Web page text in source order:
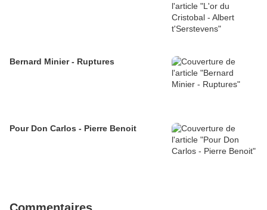
Bernard Minier - Ruptures
Pour Don Carlos - Pierre Benoit